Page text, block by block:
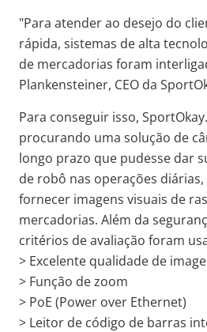
"Para atender ao desejo do
rápida, sistemas de alta
de mercadorias foram
Plankensteiner, CEO da
Para conseguir isso,
procurando uma solução de
longo prazo que pudesse dar
de robô nas operações
fornecer imagens visuais de
mercadorias. Além da
critérios de avaliação foram
> Excelente qualidade de
> Função de zoom
> PoE (Power over Ethernet)
> Leitor de código de barras